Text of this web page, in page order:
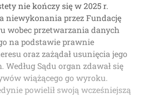
nie kończy się w 2025 r.
niewykonania przez Fundację
wobec przetwarzania danych
na podstawie prawnie
oraz zażądał usunięcia jego
Według Sądu organ zdawał się
wiążącego go wyroku.
powielił swoją wcześniejszą